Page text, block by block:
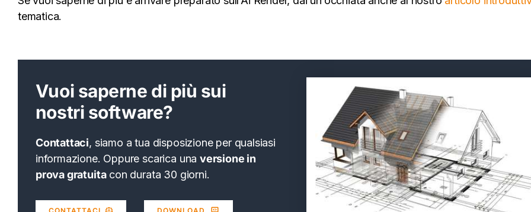
tematica.
Vuoi saperne di più sui
nostri software?
Contattaci, siamo a tua disposizione per qualsiasi
informazione. Oppure scarica una versione in
prova gratuitacon durata 30 giorni.